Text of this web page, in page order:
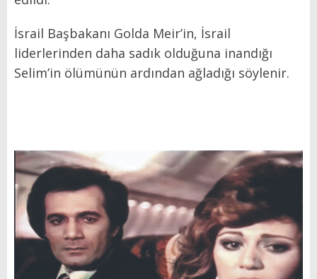
İsrail Başbakanı Golda Meir’in, İsrail
liderlerinden daha sadık olduğuna inandığı
Selim’in ölümünün ardından ağladığı söylenir.